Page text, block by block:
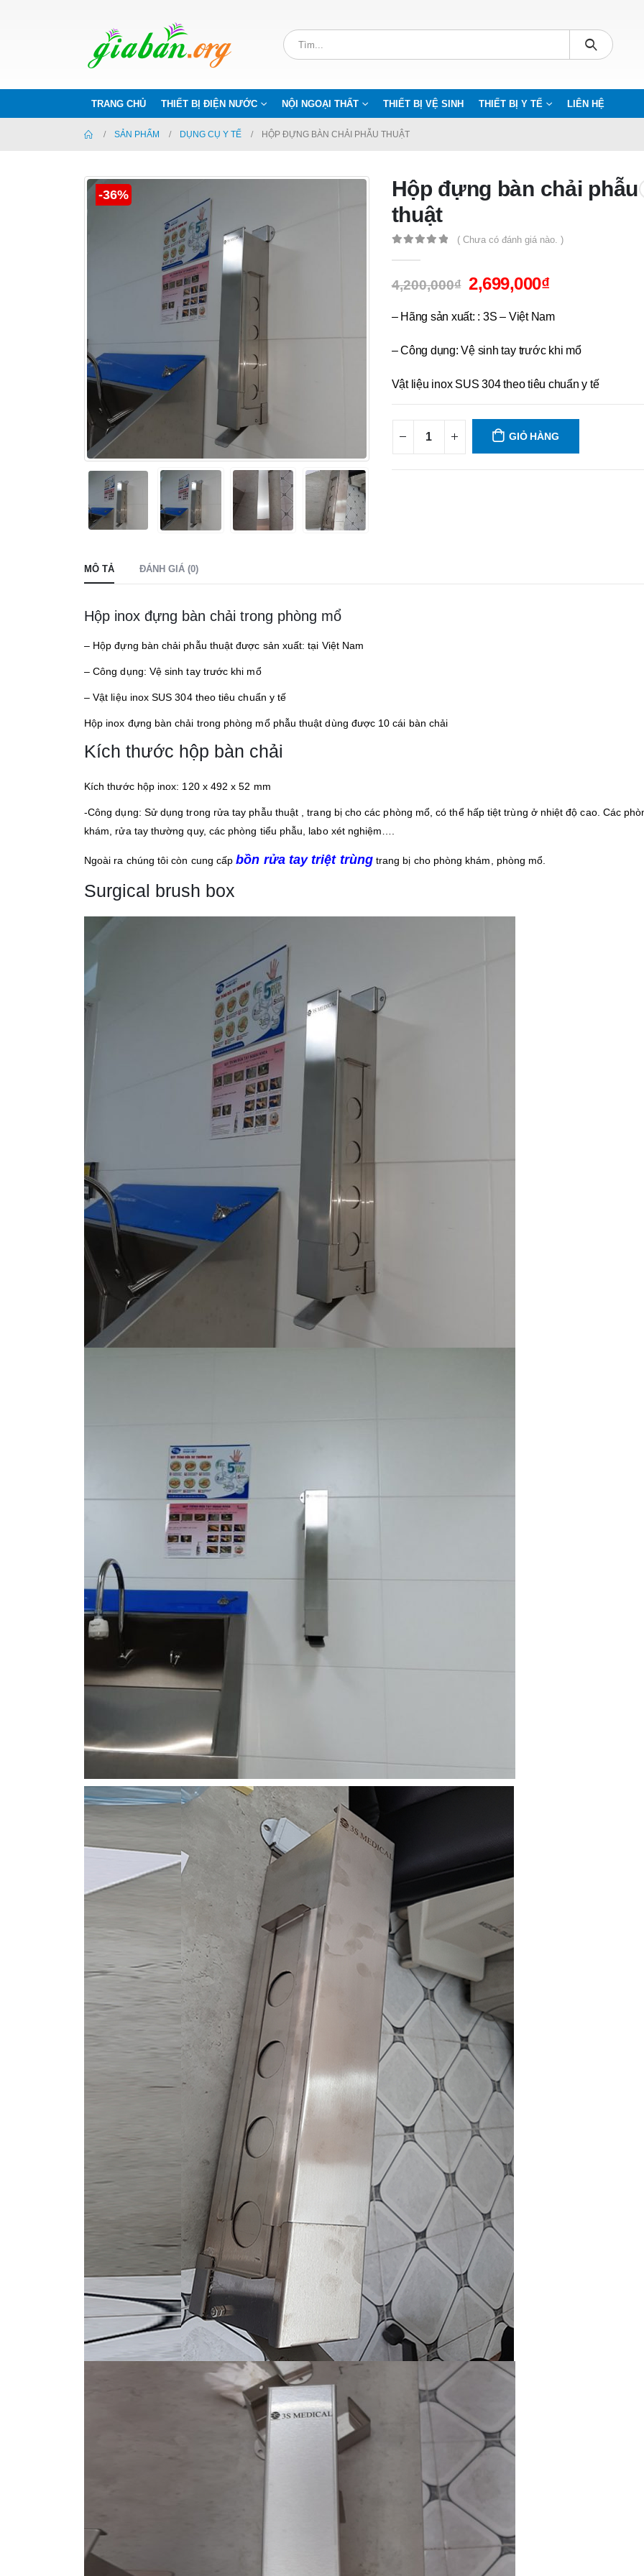
TRANG CHỦ THIẾT BỊ ĐIỆN NƯỚC NỘI NGOẠI THẤT THIẾT BỊ VỆ SINH THIẾT BỊ Y TẾ LIÊN HỆ
SẢN PHẨM DỤNG CỤ Y TẾ HỘP ĐỰNG BÀN CHẢI PHẪU THUẬT
-36%
Hộp đựng bàn chải phẫu
thuật
( Chưa có đánh giá nào. )
4,200,000₫ 2,699,000₫
– Hãng sản xuất: : 3S – Việt Nam
– Công dụng: Vệ sinh tay trước khi mổ
Vật liệu inox SUS 304 theo tiêu chuẩn y tế
GIỎ HÀNG
MÔ TẢ ĐÁNH GIÁ (0)
Hộp inox đựng bàn chải trong phòng mổ
– Hộp đựng bàn chải phẫu thuật được sản xuất: tại Việt Nam
– Công dụng: Vệ sinh tay trước khi mổ
– Vật liệu inox SUS 304 theo tiêu chuẩn y tế
Hộp inox đựng bàn chải trong phòng mổ phẫu thuật dùng được 10 cái bàn chải
Kích thước hộp bàn chải
Kích thước hộp inox: 120 x 492 x 52 mm
-Công dụng: Sử dụng trong rửa tay phẫu thuật , trang bị cho các phòng mổ, có thể hấp tiệt trùng ở nhiệt độ cao. Các
khám, rửa tay thường quy, các phòng tiểu phẫu, labo xét nghiệm….
Ngoài ra chúng tôi còn cung cấpbồn rửa tay triệt trùngtrang bị cho phòng khám, phòng mổ.
Surgical brush box